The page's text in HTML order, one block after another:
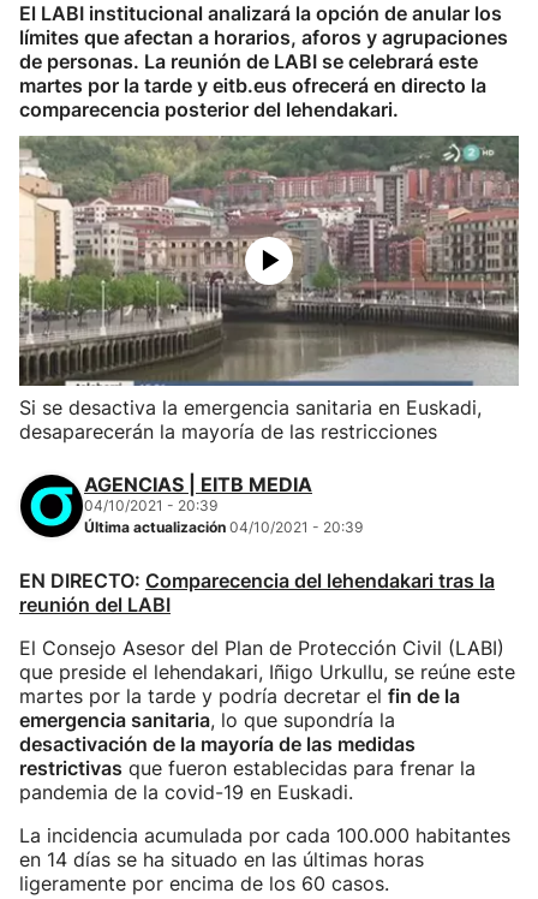
El LABI institucional analizará la opción de anular los
límites que afectan a horarios, aforos y agrupaciones
de personas. La reunión de LABI se celebrará este
martes por la tarde y eitb.eus ofrecerá en directo la
comparecencia posterior del lehendakari.
Si se desactiva la emergencia sanitaria en Euskadi,
desaparecerán la mayoría de las restricciones
AGENCIAS | EITB MEDIA
04/10/2021 - 20:39
Última actualización 04/10/2021 - 20:39
EN DIRECTO: Comparecencia del lehendakari tras la
reunión del LABI
El Consejo Asesor del Plan de Protección Civil (LABI)
que preside el lehendakari, Iñigo Urkullu, se reúne este
martes por la tarde y podría decretar el fin de la
emergencia sanitaria, lo que supondría la
desactivación de la mayoría de las medidas
restrictivas que fueron establecidas para frenar la
pandemia de la covid-19 en Euskadi.
La incidencia acumulada por cada 100.000 habitantes
en 14 días se ha situado en las últimas horas
ligeramente por encima de los 60 casos.